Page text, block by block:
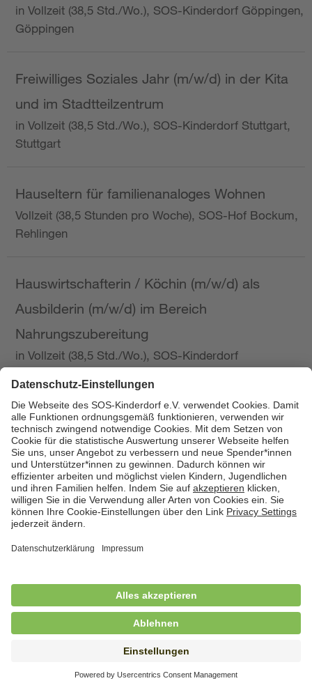
in Vollzeit (38,5 Std./Wo.), SOS-Kinderdorf Göppingen,
Göppingen
Freiwilliges Soziales Jahr (m/w/d) in der Kita
und im Stadtteilzentrum
in Vollzeit (38,5 Std./Wo.), SOS-Kinderdorf Stuttgart,
Stuttgart
Hauseltern für familienanaloges Wohnen
Vollzeit (38,5 Stunden pro Woche), SOS-Hof Bockum,
Rehlingen
Hauswirtschafterin / Köchin (m/w/d) als
Ausbilderin (m/w/d) im Bereich
Nahrungszubereitung
in Vollzeit (38,5 Std./Wo.), SOS-Kinderdorf
Hauswirtschaftskraft (m/w/d)
in Teilzeit (mind. 20 - max. 30 Std./.Wo.), SOS-
Kinderdorf Essen, Essen
Hauswirtschaftskraft (m/w/d)
Kinderdorf Dortmund, Hagen
Hauswirtschaftskraft (m/w/d) für
in unbefristeter Anstellung, Teilzeit (19,25 Std./Wo.),